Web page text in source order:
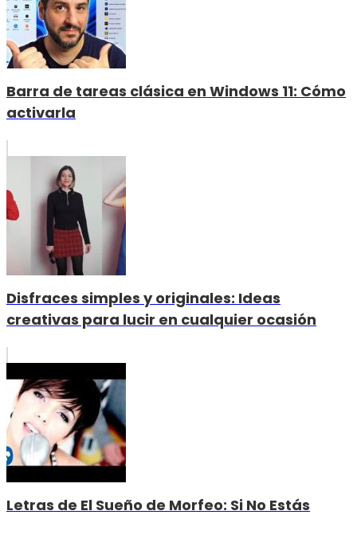
Barra de tareas clásica en Windows 11: Cómo
activarla
Disfraces simples y originales: Ideas
creativas para lucir en cualquier ocasión
Letras de El Sueño de Morfeo: Si No Estás